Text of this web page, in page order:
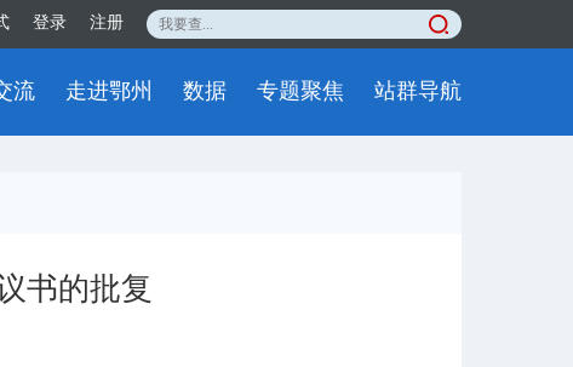
登录 注册
流 走进鄂州 数据 专题聚焦 站群导航
书的批复